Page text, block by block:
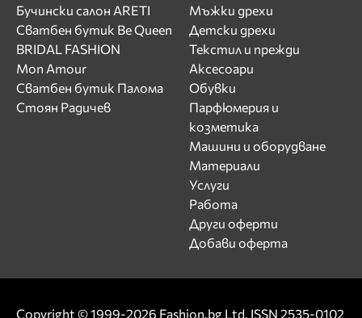
Бучински салон ARETI
Сватбен бутик Be Queen
BRIDAL FASHION
Mon Amour
Сватбен бутик Палома
Стоян Радичев
Мъжки дрехи
Детски дрехи
Текстил и прежди
Аксесоари
Обувки
Парфюмерия и
козметика
Машини и оборудване
Материали
Услуги
Работа
Други оферти
Добави оферта
Copyright © 1999-2026 Fashion.bg Ltd. ISSN 2535-0102